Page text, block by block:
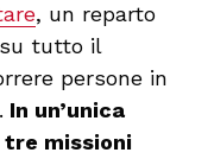
, un reparto
tutto il
persone in
In un’unica
missioni